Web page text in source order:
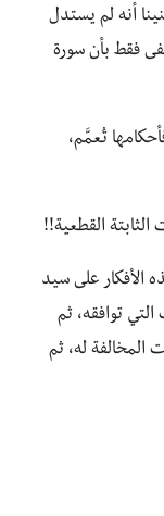
أنه لم يستدل
فقط بأن سورة
تُعمَّم،
القطعية!!
الأفكار على سيد
توافقه، ثم
المخالفة له، ثم